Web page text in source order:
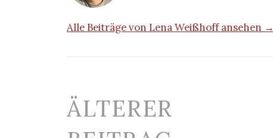
Alle Beiträge von Lena Weißhoff ansehen →
Beitrags-
Navigation
ÄLTERER